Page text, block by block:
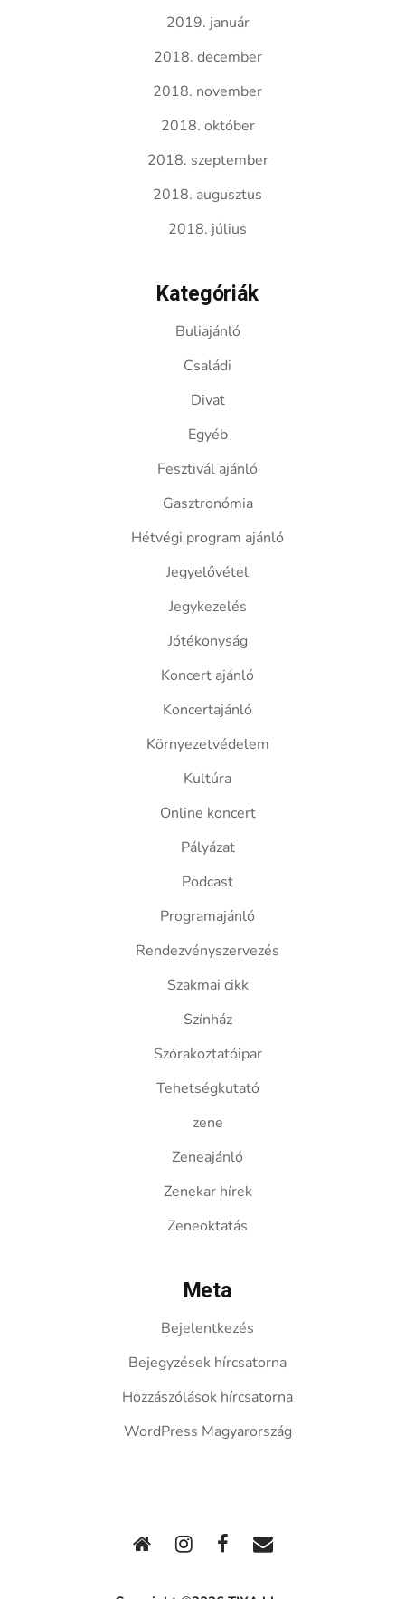
2019. január
2018. december
2018. november
2018. október
2018. szeptember
2018. augusztus
2018. július
Kategóriák
Buliajánló
Családi
Divat
Egyéb
Fesztivál ajánló
Gasztronómia
Hétvégi program ajánló
Jegyelővétel
Jegykezelés
Jótékonyság
Koncert ajánló
Koncertajánló
Környezetvédelem
Kultúra
Online koncert
Pályázat
Podcast
Programajánló
Rendezvényszervezés
Szakmai cikk
Színház
Szórakoztatóipar
Tehetségkutató
zene
Zeneajánló
Zenekar hírek
Zeneoktatás
Meta
Bejelentkezés
Bejegyzések hírcsatorna
Hozzászólások hírcsatorna
WordPress Magyarország